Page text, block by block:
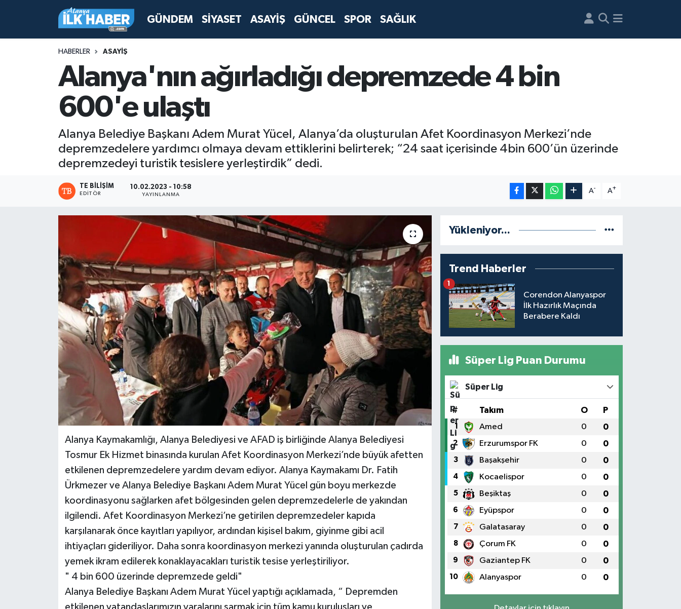
GÜNDEM SİYASET ASAYİŞ GÜNCEL SPOR SAĞLIK
HABERLER ASAYİŞ
Alanya'nın ağırladığı depremzede 4 bin
600'e ulaştı
Alanya Belediye Başkanı Adem Murat Yücel, Alanya’da oluşturulan Afet Koordinasyon Merkezi’nde
depremzedelere yardımcı olmaya devam ettiklerini belirterek; “24 saat içerisinde 4bin 600’ün üzerinde
depremzedeyi turistik tesislere yerleştirdik” dedi.
TE BILIŞIM
EDITÖR
10.02.2023 - 10:58
YAYINLANMA
A- A+
Alanya Kaymakamlığı, Alanya Belediyesi ve AFAD iş birliğinde Alanya Belediyesi
Tosmur Ek Hizmet binasında kurulan Afet Koordinasyon Merkezi’nde büyük afetten
etkilenen depremzedelere yardım devam ediyor. Alanya Kaymakamı Dr. Fatih
Ürkmezer ve Alanya Belediye Başkanı Adem Murat Yücel gün boyu merkezde
koordinasyonu sağlarken afet bölgesinden gelen depremzedelerle de yakından
ilgilendi. Afet Koordinasyon Merkezi’ne getirilen depremzedeler kapıda
karşılanarak önce kayıtları yapılıyor, ardından kişisel bakım, giyinme gibi acil
ihtiyaçları gideriliyor. Daha sonra koordinasyon merkezi yanında oluşturulan çadırda
yemek ikram edilerek konaklayacakları turistik tesise yerleştiriliyor.
" 4 bin 600 üzerinde depremzede geldi"
Alanya Belediye Başkanı Adem Murat Yücel yaptığı açıklamada, “ Depremden
etkilenen vatandaşlarımızın yaralarını sarmak için tüm kamu kuruluşları ve
Yükleniyor...
Trend Haberler
Corendon Alanyaspor
İlk Hazırlık Maçında
Berabere Kaldı
1
Süper Lig Puan Durumu
Süper Lig
# Takım O P
1 Amed 0 0
2 Erzurumspor FK 0 0
3 Başakşehir 0 0
4 Kocaelispor 0 0
5 Beşiktaş 0 0
6 Eyüpspor 0 0
7 Galatasaray 0 0
8 Çorum FK 0 0
9 Gaziantep FK 0 0
10 Alanyaspor 0 0
Antalya Nöbetçi Eczaneler
Antalya Hava Durumu
Antalya Namaz Vakitleri
Antalya Trafik Yoğunluk Haritası
Süper Lig Puan Durumu ve Fikstür
Tüm Manşetler
Son Dakika Haberleri